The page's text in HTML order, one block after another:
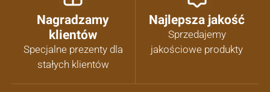
Nagradzamy
klientów
Specjalne prezenty dla
stałych klientów
Najlepsza jakość
Sprzedajemy
jakościowe produkty